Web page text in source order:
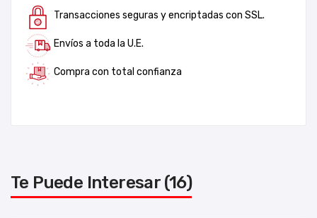
Transacciones seguras y encriptadas con SSL.
Envíos a toda la U.E.
Compra con total confianza
Te Puede Interesar (16)